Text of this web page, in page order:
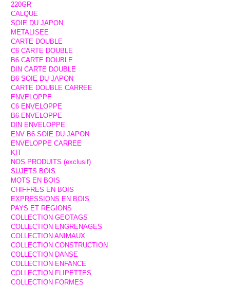
220GR
CALQUE
SOIE DU JAPON
METALISEE
CARTE DOUBLE
C6 CARTE DOUBLE
B6 CARTE DOUBLE
DIN CARTE DOUBLE
B6 SOIE DU JAPON
CARTE DOUBLE CARREE
ENVELOPPE
C6 ENVELOPPE
B6 ENVELOPPE
DIN ENVELOPPE
ENV B6 SOIE DU JAPON
ENVELOPPE CARREE
KIT
NOS PRODUITS (exclusif)
SUJETS BOIS
MOTS EN BOIS
CHIFFRES EN BOIS
EXPRESSIONS EN BOIS
PAYS ET REGIONS
COLLECTION GEOTAGS
COLLECTION ENGRENAGES
COLLECTION ANIMAUX
COLLECTION CONSTRUCTION
COLLECTION DANSE
COLLECTION ENFANCE
COLLECTION FLIPETTES
COLLECTION FORMES